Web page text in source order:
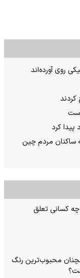
روی آورده‌اند
کردند
کرد
کسانی تعلق
محبوب‌ترین رنگ